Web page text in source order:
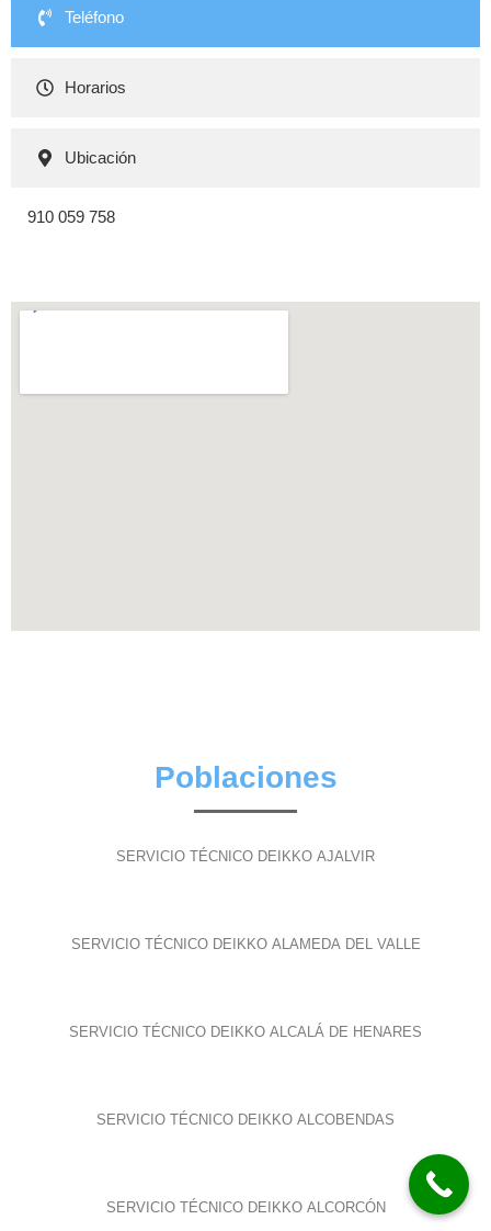
Teléfono
Horarios
Ubicación
910 059 758
Poblaciones
SERVICIO TÉCNICO DEIKKO AJALVIR
SERVICIO TÉCNICO DEIKKO ALAMEDA DEL VALLE
SERVICIO TÉCNICO DEIKKO ALCALÁ DE HENARES
SERVICIO TÉCNICO DEIKKO ALCOBENDAS
SERVICIO TÉCNICO DEIKKO ALCORCÓN